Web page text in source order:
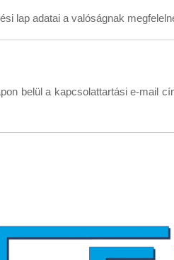
lap adatai a valóságnak
belül a kapcsolattartási e-mail